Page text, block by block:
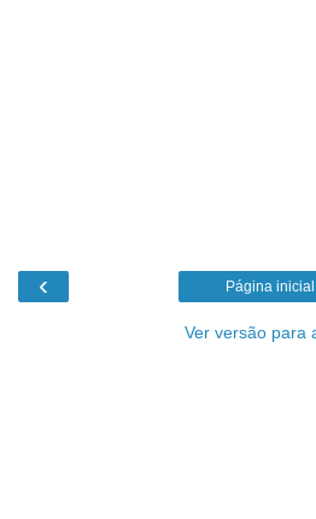
‹ Página inicial
Ver versão para